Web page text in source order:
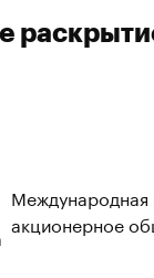
Международная
акционерное